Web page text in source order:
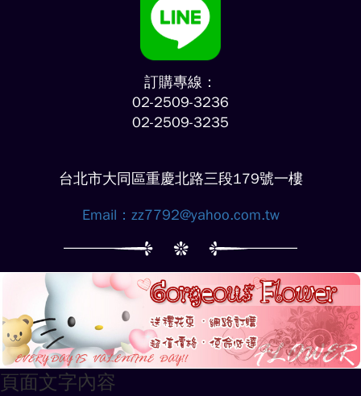
訂購專線：
02-2509-3236
02-2509-3235
台北市大同區重慶北路三段179號一樓
Email： zz7792@yahoo.com.tw
頁面文字內容